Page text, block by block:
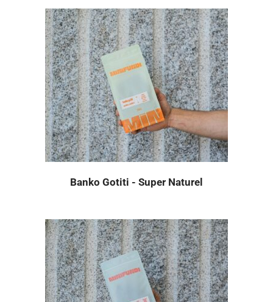
Banko Gotiti - Super Naturel